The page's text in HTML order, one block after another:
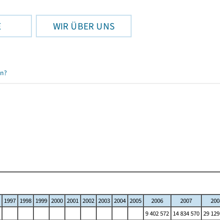
WIR ÜBER UNS
1997 1998 1999 2000 2001 2002 2003 2004 2005 2006 2007
9 402 572 14 834 570 29